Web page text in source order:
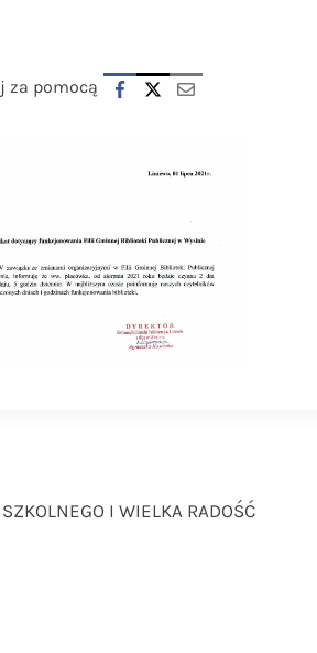
za pomocą
I WIELKA RADOŚĆ